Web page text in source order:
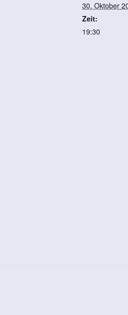
30. Oktober
Zeit:
19:30